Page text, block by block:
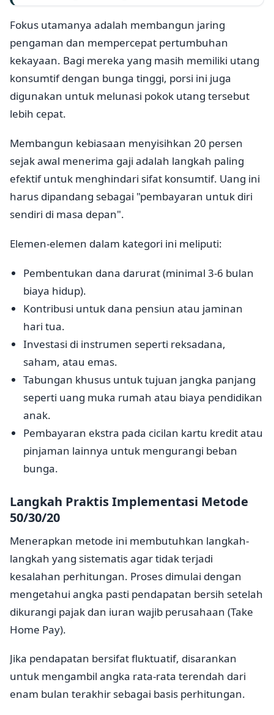
Fokus utamanya adalah membangun jaring
pengaman dan mempercepat pertumbuhan
kekayaan. Bagi mereka yang masih memiliki utang
konsumtif dengan bunga tinggi, porsi ini juga
digunakan untuk melunasi pokok utang tersebut
lebih cepat.
Membangun kebiasaan menyisihkan 20 persen
sejak awal menerima gaji adalah langkah paling
efektif untuk menghindari sifat konsumtif. Uang ini
harus dipandang sebagai "pembayaran untuk diri
sendiri di masa depan".
Elemen-elemen dalam kategori ini meliputi:
Pembentukan dana darurat (minimal 3-6 bulan
biaya hidup).
Kontribusi untuk dana pensiun atau jaminan
hari tua.
Investasi di instrumen seperti reksadana,
saham, atau emas.
Tabungan khusus untuk tujuan jangka panjang
seperti uang muka rumah atau biaya pendidikan
anak.
Pembayaran ekstra pada cicilan kartu kredit atau
pinjaman lainnya untuk mengurangi beban
bunga.
Langkah Praktis Implementasi Metode
50/30/20
Menerapkan metode ini membutuhkan langkah-
langkah yang sistematis agar tidak terjadi
kesalahan perhitungan. Proses dimulai dengan
mengetahui angka pasti pendapatan bersih setelah
dikurangi pajak dan iuran wajib perusahaan (Take
Home Pay).
Jika pendapatan bersifat fluktuatif, disarankan
untuk mengambil angka rata-rata terendah dari
enam bulan terakhir sebagai basis perhitungan.